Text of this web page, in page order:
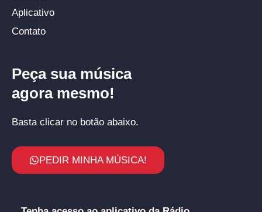
Aplicativo
Contato
Peça sua música
agora mesmo!
Basta clicar no botão abaixo.
PEDIR MINHA MÚSICA!